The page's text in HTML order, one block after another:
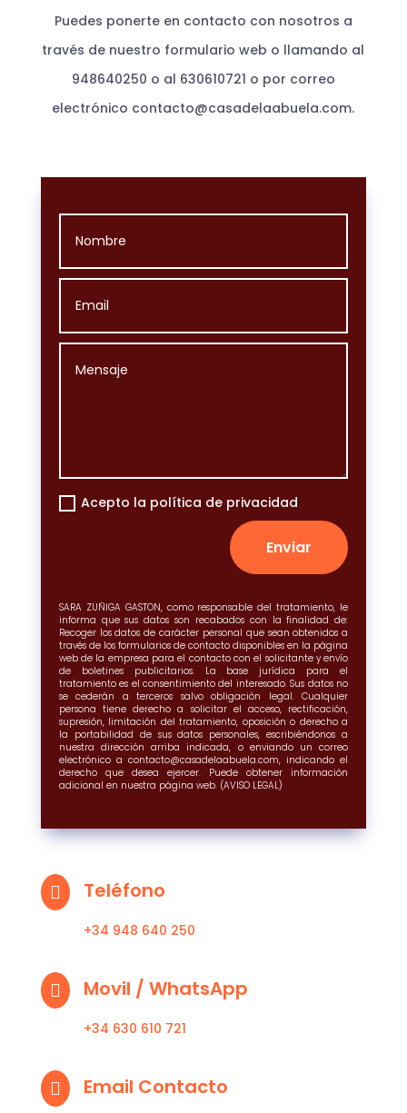
Puedes ponerte en contacto con nosotros a
través de nuestro formulario web o llamando al
948640250 o al 630610721 o por correo
electrónico contacto@casadelaabuela.com.
Acepto la política de privacidad
Enviar
SARA ZUÑIGA GASTON, como responsable del tratamiento, le
informa que sus datos son recabados con la finalidad de:
Recoger los datos de carácter personal que sean obtenidos a
través de los formularios de contacto disponibles en la página
web de la empresa para el contacto con el solicitante y envío
de boletines publicitarios. La base jurídica para el
tratamiento es el consentimiento del interesado. Sus datos no
se cederán a terceros salvo obligación legal. Cualquier
persona tiene derecho a solicitar el acceso, rectificación,
supresión, limitación del tratamiento, oposición o derecho a
la portabilidad de sus datos personales, escribiéndonos a
nuestra dirección arriba indicada, o enviando un correo
electrónico a contacto@casadelaabuela.com, indicando el
derecho que desea ejercer. Puede obtener información
adicional en nuestra página web. (AVISO LEGAL)
 Teléfono
+34 948 640 250
 Movil / WhatsApp
+34 630 610 721
 Email Contacto